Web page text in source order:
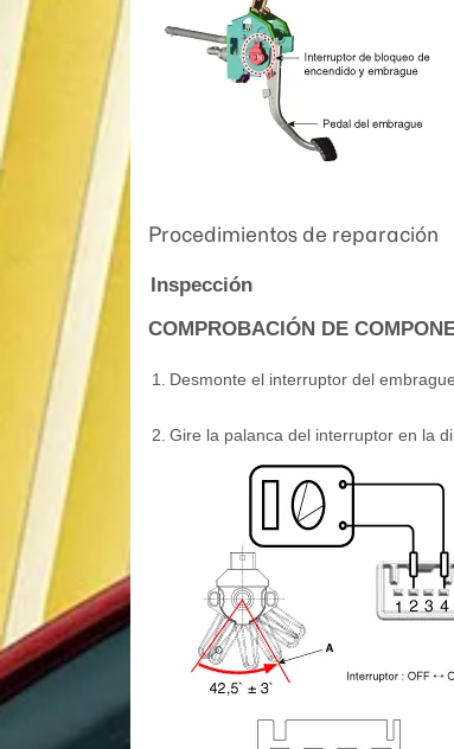
Procedimientos de reparación
Inspección
COMPROBACIÓN DE
1. Desmonte el interruptor del
2. Gire la palanca del interruptor en la